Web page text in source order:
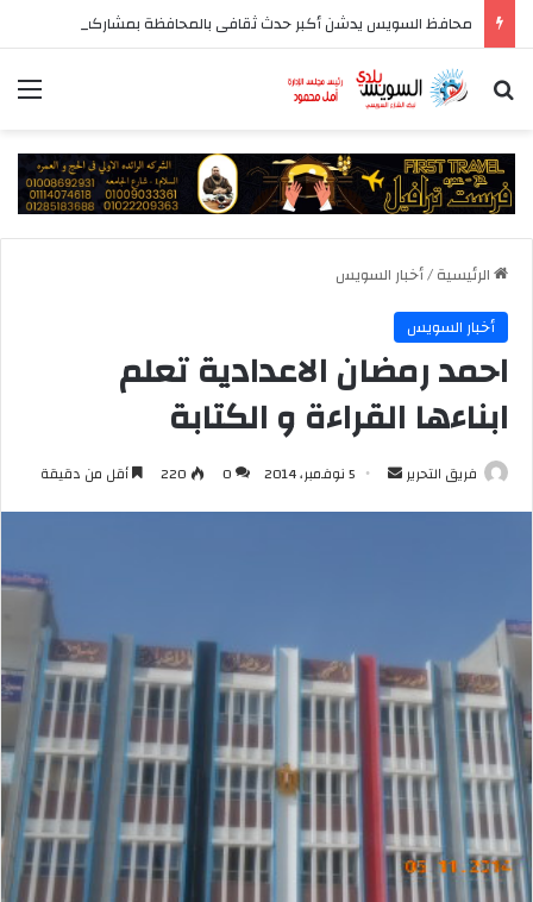
بحث عن
الرئيسية/أخبار السويس
أخبار السويس
احمد رمضان الاعدادية تعلم
ابناءها القراءة و الكتابة
فريق التحرير
أرسل 5 نوفمبر، 2014 0
220 أقل من دقيقة